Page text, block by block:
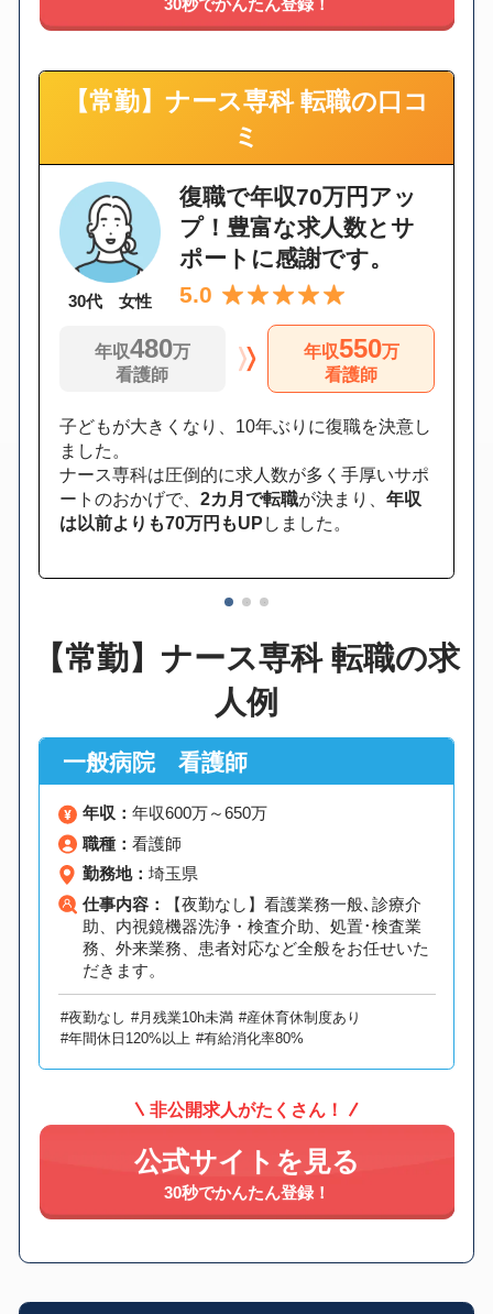
【常勤】ナース専科 転職の口コ
ミ
30代 女性
復職で年収70万円アッ
プ！豊富な求人数とサ
ポートに感謝です。
5.0
年収480万
看護師
年収550万
看護師
子どもが大きくなり、10年ぶりに復職を決意し
ました。
ナース専科は圧倒的に求人数が多く手厚いサポ
ートのおかげで、 2カ月で転職が決まり、 年収
は以前よりも70万円もUP しました。
【常勤】ナース専科 転職の求
人例
一般病院 看護師
年収： 年収600万～650万
職種： 看護師
勤務地： 埼玉県
仕事内容：
【夜勤なし】看護業務一般､診療介
助、内視鏡機器洗浄・検査介助、処置･検査業
務、外来業務、患者対応など全般をお任せいた
だきます。
#夜勤なし #月残業10h未満 #産休育休制度あり
#年間休日120%以上 #有給消化率80%
非公開求人がたくさん！
公式サイトを見る
30秒でかんたん登録！